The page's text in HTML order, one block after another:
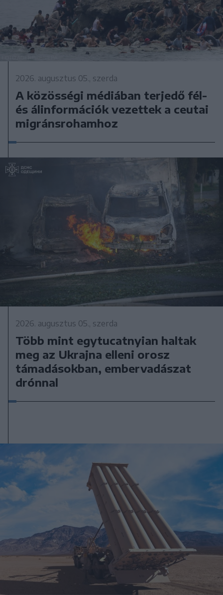
2026. augusztus 05., szerda
A közösségi médiában terjedő fél-
és álinformációk vezettek a ceutai
migránsrohamhoz
2026. augusztus 05., szerda
Több mint egytucatnyian haltak
meg az Ukrajna elleni orosz
támadásokban, embervadászat
drónnal